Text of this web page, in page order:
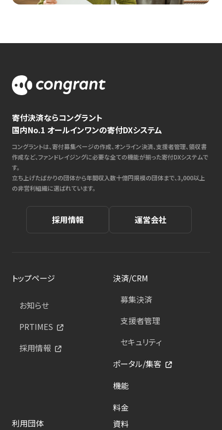
寄付決済ならコングラント
国内No.1 オールインワンの寄付DXシステム
コングラントは、寄付募集ページの作成、オンライン決済、支援者管理、領収書
作成など、ファンドレイジングに必要な全ての機能が揃った寄付DXシステムで
す。
立ち上げたばかりの団体から年間収入数十億円規模の団体まで、3,000以上
の非営利組織に選ばれています。
採用情報 運営会社
トップページ
お知らせ
PRTIMES
採用情報
決済/CRM
募集決済
支援者管理
セキュリティ
ポータル/集客
機能
料金
利用団体
資料